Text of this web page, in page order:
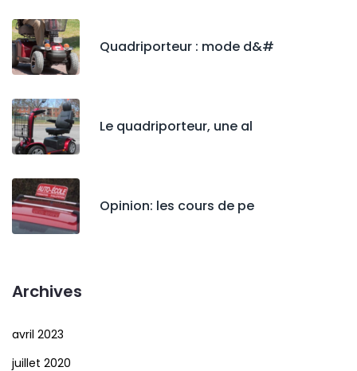
Quadriporteur : mode d&#
Le quadriporteur, une al
Opinion: les cours de pe
Archives
avril 2023
juillet 2020